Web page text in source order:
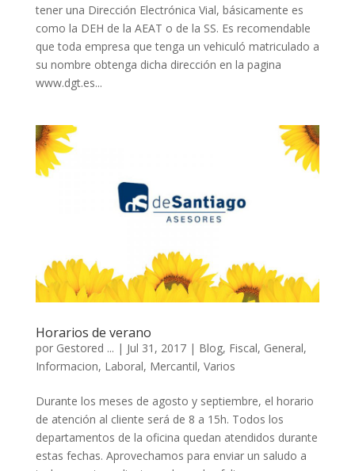
tener una Dirección Electrónica Vial, básicamente es
como la DEH de la AEAT o de la SS. Es recomendable
que toda empresa que tenga un vehiculó matriculado a
su nombre obtenga dicha dirección en la pagina
www.dgt.es...
Horarios de verano
por Gestored ... | Jul 31, 2017| Blog, Fiscal, General,
Informacion, Laboral, Mercantil, Varios
Durante los meses de agosto y septiembre, el horario
de atención al cliente será de 8 a 15h. Todos los
departamentos de la oficina quedan atendidos durante
estas fechas. Aprovechamos para enviar un saludo a